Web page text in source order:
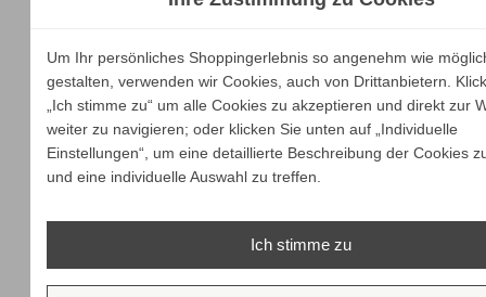
Um Ihr persönliches Shoppingerlebnis so angenehm wie
gestalten, verwenden wir Cookies, auch von Drittanbietern.
„Ich stimme zu“ um alle Cookies zu akzeptieren und direkt zur
weiter zu navigieren; oder klicken Sie unten auf „Individuelle
Einstellungen“, um eine detaillierte Beschreibung der Cookies
und eine individuelle Auswahl zu treffen.
Ich stimme zu